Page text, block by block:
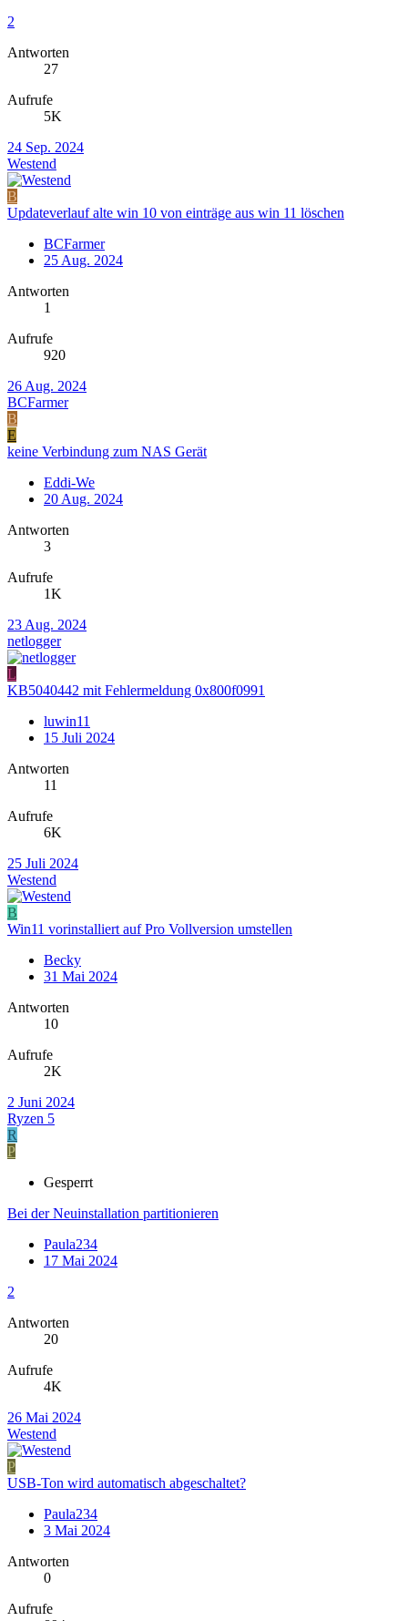
2
Antworten
27
Aufrufe
5K
24 Sep. 2024
Westend
B
Updateverlauf alte win 10 von einträge aus win 11 löschen
BCFarmer
25 Aug. 2024
Antworten
1
Aufrufe
920
26 Aug. 2024
BCFarmer
B
E
keine Verbindung zum NAS Gerät
Eddi-We
20 Aug. 2024
Antworten
3
Aufrufe
1K
23 Aug. 2024
netlogger
L
KB5040442 mit Fehlermeldung 0x800f0991
luwin11
15 Juli 2024
Antworten
11
Aufrufe
6K
25 Juli 2024
Westend
B
Win11 vorinstalliert auf Pro Vollversion umstellen
Becky
31 Mai 2024
Antworten
10
Aufrufe
2K
2 Juni 2024
Ryzen 5
R
P
Gesperrt
Bei der Neuinstallation partitionieren
Paula234
17 Mai 2024
2
Antworten
20
Aufrufe
4K
26 Mai 2024
Westend
P
USB-Ton wird automatisch abgeschaltet?
Paula234
3 Mai 2024
Antworten
0
Aufrufe